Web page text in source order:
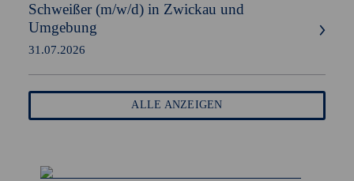
Schweißer(m/w/d)in Zwickau und
Umgebung
31.07.2026
ALLE ANZEIGEN